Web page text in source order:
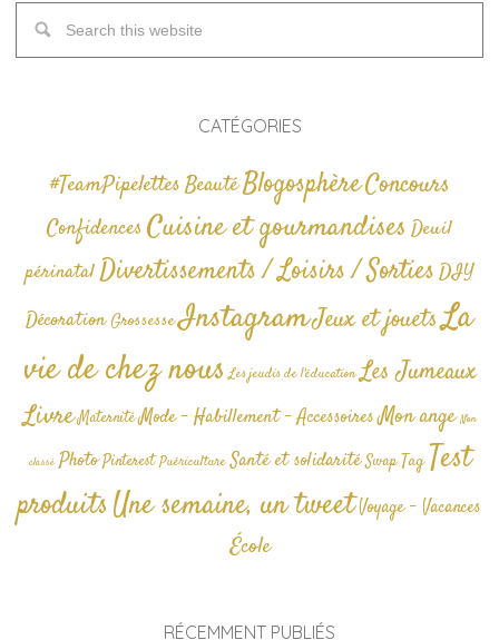
CATÉGORIES
#TeamPipelettesBeautéBlogosphèreConcours
Confidences Cuisine et gourmandises Deuil
périnatalDivertissements / Loisirs / SortiesDIY
Décoration GrossesseInstagramJeux et jouetsLa
vie de chez nous Les jeudis de l'éducation Les Jumeaux
Livre Maternité Mode - Habillement - AccessoiresMon ange Non
classé Photo Pinterest Puériculture Santé et solidarité Swap TagTest
produitsUne semaine, un tweetVoyage - Vacances
École
RÉCEMMENT PUBLIÉS